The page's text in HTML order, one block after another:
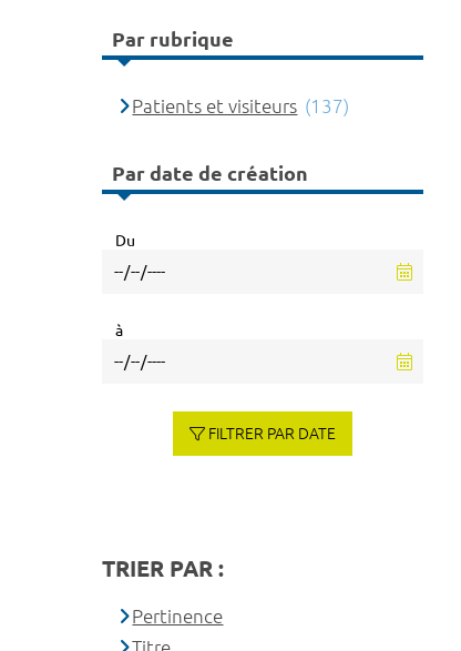
Par rubrique
Patients et visiteurs (137)
Par date de création
Du
à
FILTRER PAR DATE
TRIER PAR :
Pertinence